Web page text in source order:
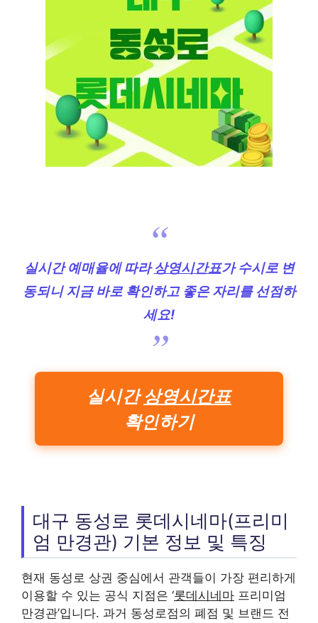
실시간 예매율에 따라상영시간표가 수시로 변
동되니 지금 바로 확인하고 좋은 자리를 선점하
세요!
실시간상영시간표
확인하기
대구 동성로 롯데시네마(프리미
엄 만경관) 기본 정보 및 특징
현재 동성로 상권 중심에서 관객들이 가장 편리하게
이용할 수 있는 공식 지점은 ‘롯데시네마 프리미엄
만경관’입니다. 과거 동성로점의 폐점 및 브랜드 전